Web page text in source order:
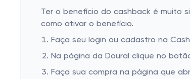
Ter o benefício do cashback é muito
como ativar o benefício.
Faça seu login ou cadastro na
Na página da Doural clique no
Faça sua compra na página que